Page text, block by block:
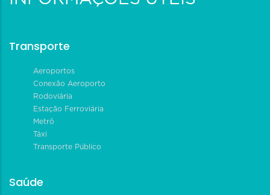
Transporte
Aeroportos
Conexão Aeroporto
Rodoviária
Estação Ferroviária
Metrô
Táxi
Transporte Público
Saúde